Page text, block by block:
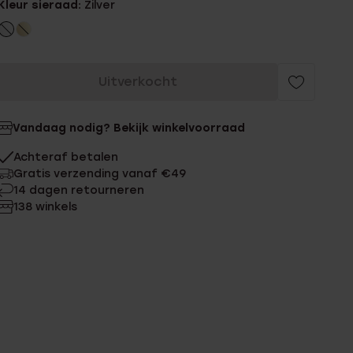
sieraad: Zilver
Uitverkocht
Vandaag nodig? Bekijk winkelvoorraad
Achteraf betalen
Gratis verzending vanaf €49
14 dagen retourneren
138 winkels